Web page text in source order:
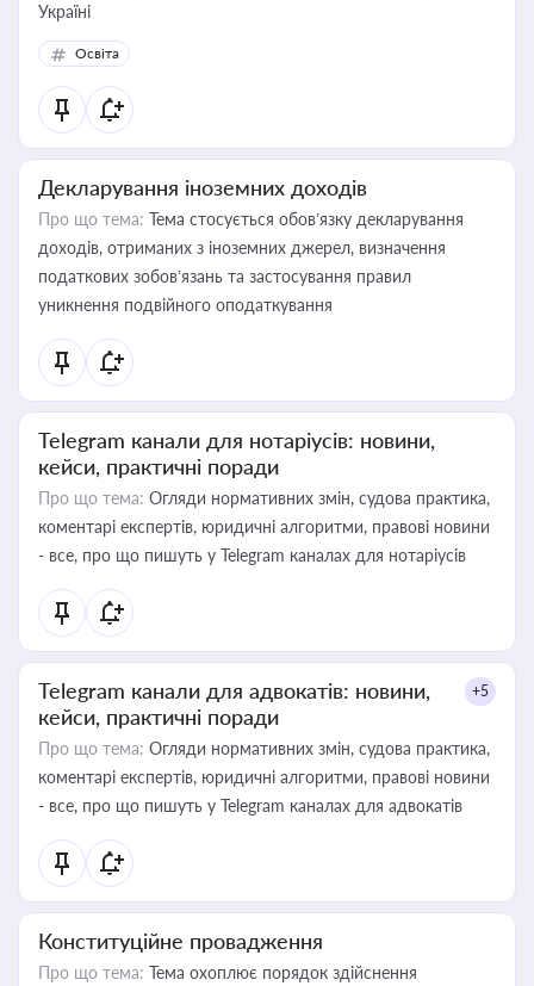
Україні
Освіта
Декларування іноземних доходів
Про що тема: Тема стосується обов’язку декларування
доходів, отриманих з іноземних джерел, визначення
податкових зобов’язань та застосування правил
уникнення подвійного оподаткування
Telegram канали для нотаріусів: новини,
кейси, практичні поради
Про що тема: Огляди нормативних змін, судова практика,
коментарі експертів, юридичні алгоритми, правові новини
- все, про що пишуть у Telegram каналах для нотаріусів
Telegram канали для адвокатів: новини,
кейси, практичні поради
+5
Про що тема: Огляди нормативних змін, судова практика,
коментарі експертів, юридичні алгоритми, правові новини
- все, про що пишуть у Telegram каналах для адвокатів
Конституційне провадження
Про що тема: Тема охоплює порядок здійснення